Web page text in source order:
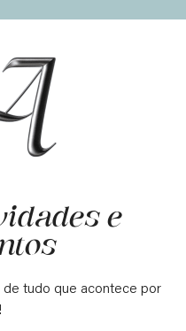
e
tudo que acontece por